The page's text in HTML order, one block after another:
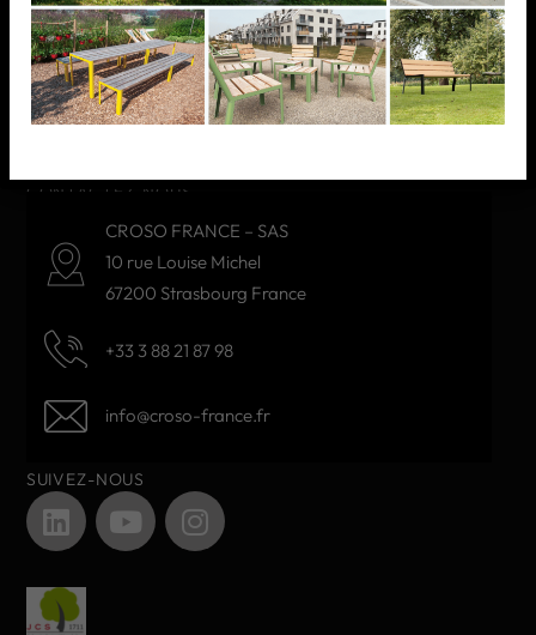
CROSO FRANCE s’affirme comme le fournisseur de
systèmes innovants au travers de marques telles que
Crosilux® et convertit ses idées et ses visions en produits
de premier rang dotés d’un niveau de qualité élevé.
NOS PRODUITS
CONTACTEZ-NOUS
CROSO FRANCE – SAS
10 rue Louise Michel
67200 Strasbourg France
+33 3 88 21 87 98
info@croso-france.fr
SUIVEZ-NOUS